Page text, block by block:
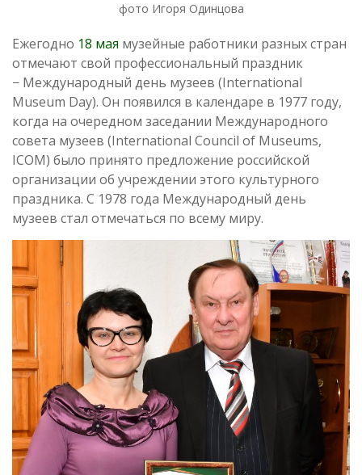
фото Игоря Одинцова
Ежегодно 18 мая музейные работники разных стран
отмечают свой профессиональный праздник
− Международный день музеев (International
Museum Day). Он появился в календаре в 1977 году,
когда на очередном заседании Международного
совета музеев (International Council of Museums,
ICOM) было принято предложение российской
организации об учреждении этого культурного
праздника. С 1978 года Международный день
музеев стал отмечаться по всему миру.